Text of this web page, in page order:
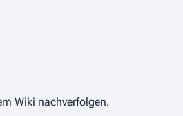
Wiki nachverfolgen.